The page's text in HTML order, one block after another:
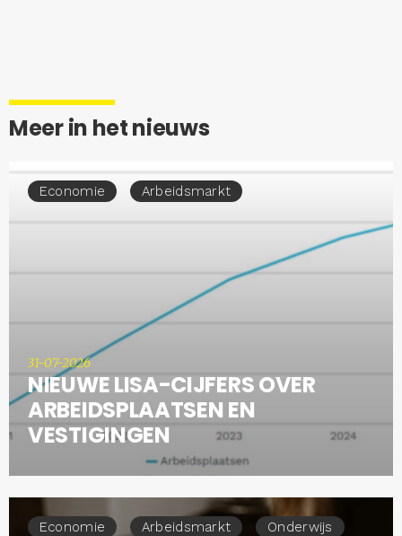
Meer in het nieuws
Economie Arbeidsmarkt
31-07-2026
NIEUWE LISA-CIJFERS OVER
ARBEIDSPLAATSEN EN
VESTIGINGEN
Economie Arbeidsmarkt Onderwijs